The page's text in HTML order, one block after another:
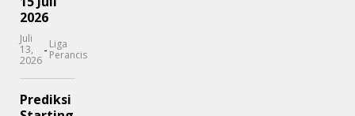
2026
Juli
13,
2026
- Liga
Perancis
Prediksi